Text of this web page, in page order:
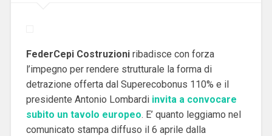
FederCepi Costruzioniribadisce con forza
l’impegno per rendere strutturale la forma di
detrazione offerta dal Superecobonus 110% e il
presidente Antonio Lombardi invita a convocare
subito un tavolo europeo. E’ quanto leggiamo nel
comunicato stampa diffuso il 6 aprile dalla